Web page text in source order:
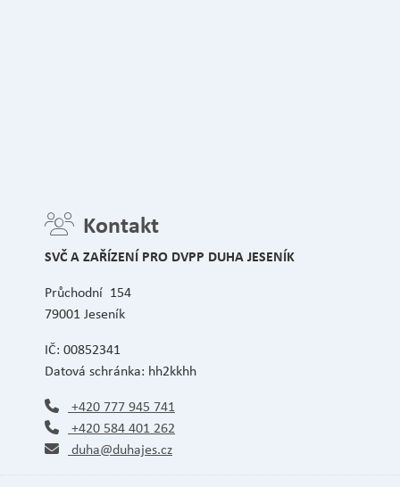
Kontakt
SVČ A ZAŘÍZENÍ PRO DVPP DUHA JESENÍK
Průchodní 154
79001 Jeseník
IČ: 00852341
Datová schránka: hh2kkhh
+420 777 945 741
+420 584 401 262
duha@duhajes.cz